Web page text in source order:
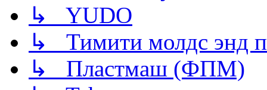
↳ YUDO
↳ Тимити молдс энд
↳ Пластмаш (ФПМ)